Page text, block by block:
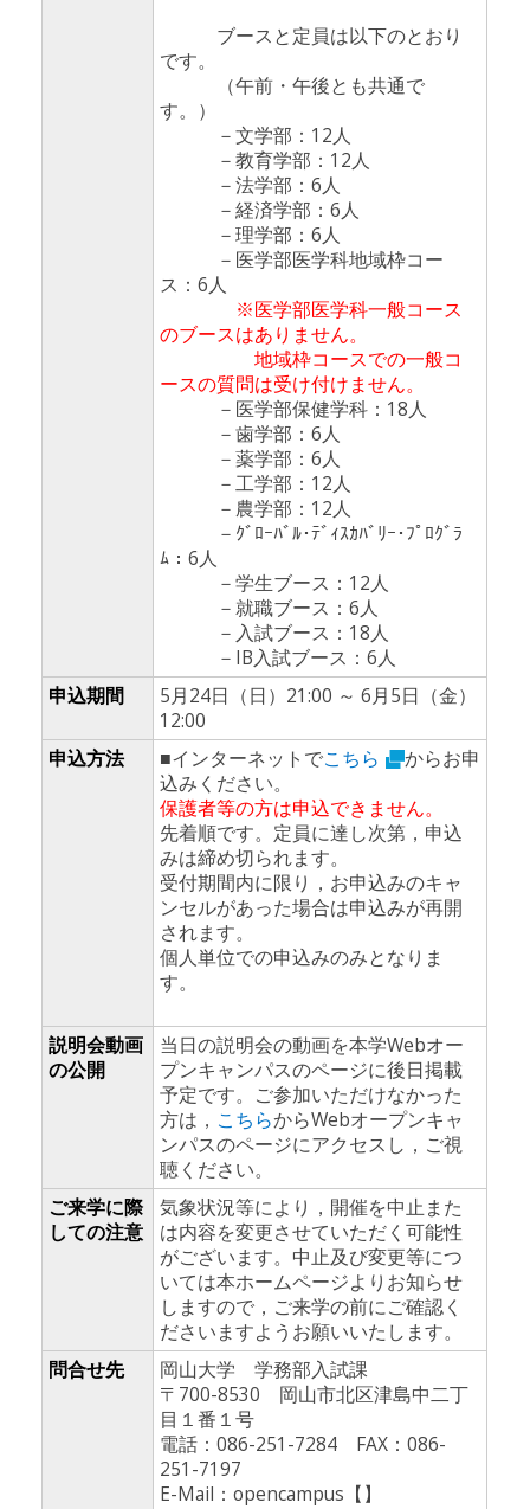
ブースと定員は以下のとおり
です。
（午前・午後とも共通で
す。）
－文学部：12人
－教育学部：12人
－法学部：6人
－経済学部：6人
－理学部：6人
－医学部医学科地域枠コー
ス：6人
※医学部医学科一般コース
のブースはありません。
地域枠コースでの一般コ
ースの質問は受け付けません。
－医学部保健学科：18人
－歯学部：6人
－薬学部：6人
－工学部：12人
－農学部：12人
－ｸﾞﾛｰﾊﾞﾙ･ﾃﾞｨｽｶﾊﾞﾘｰ･ﾌﾟﾛｸﾞﾗ
ﾑ：6人
－学生ブース：12人
－就職ブース：6人
－入試ブース：18人
－IB入試ブース：6人
申込期間
5月24日（日）21:00 ～ 6月5日（金）
12:00
申込方法
■インターネットでこちら
からお申
込みください。
保護者等の方は申込できません。
先着順です。定員に達し次第，申込
みは締め切られます。
受付期間内に限り，お申込みのキャ
ンセルがあった場合は申込みが再開
されます。
個人単位での申込みのみとなりま
す。
説明会動画
の公開
当日の説明会の動画を本学Webオー
プンキャンパスのページに後日掲載
予定です。ご参加いただけなかった
方は， こちらからWebオープンキャ
ンパスのページにアクセスし，ご視
聴ください。
ご来学に際
しての注意
気象状況等により，開催を中止また
は内容を変更させていただく可能性
がございます。中止及び変更等につ
いては本ホームページよりお知らせ
しますので，ご来学の前にご確認く
ださいますようお願いいたします。
問合せ先
岡山大学 学務部入試課
〒700-8530 岡山市北区津島中二丁
目１番１号
電話：086-251-7284 FAX：086-
251-7197
E-Mail：opencampus【】